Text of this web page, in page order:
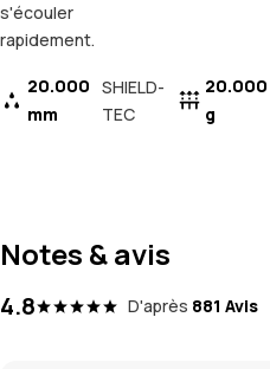
s'écouler
rapidement.
20.000
mm
SHIELD-
TEC
20.000
g
Notes & avis
4.8 D'après 881 Avis